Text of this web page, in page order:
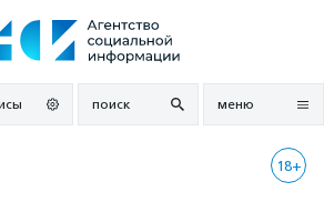
поиск меню
18+